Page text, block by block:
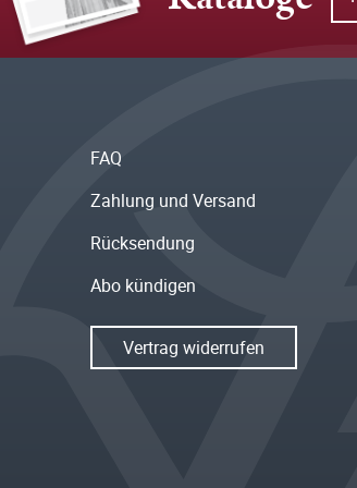
FAQ
Zahlung und Versand
Rücksendung
Abo kündigen
Vertrag widerrufen